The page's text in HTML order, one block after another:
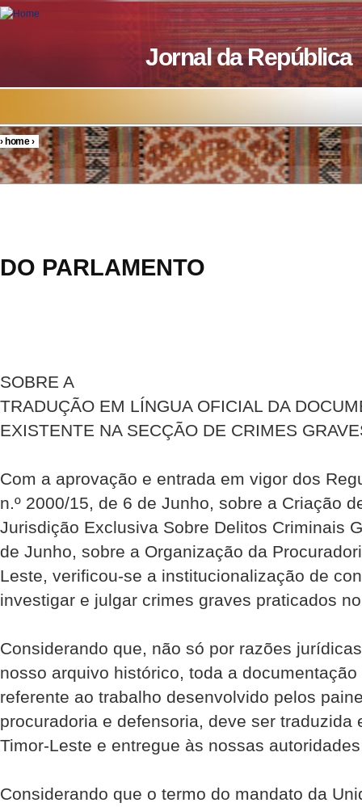
Skip to main content
Jornal da República
You are here
›home›
DO PARLAMENTO
SOBRE A
TRADUÇÃO EM LÍNGUA OFICIAL DA
EXISTENTE NA SECÇÃO DE CRIMES
Com a aprovação e entrada em vigor dos
n.º 2000/15, de 6 de Junho, sobre a Criação
Jurisdição Exclusiva Sobre Delitos Criminais
de Junho, sobre a Organização da
Leste, verificou-se a institucionalização de
investigar e julgar crimes graves praticados
Considerando que, não só por razões
nosso arquivo histórico, toda a
referente ao trabalho desenvolvido pelos
procuradoria e defensoria, deve ser traduzida
Timor-Leste e entregue às nossas
Considerando que o termo do mandato da